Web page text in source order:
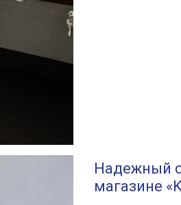
Надежный
магазине